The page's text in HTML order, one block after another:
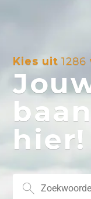
Kies uit1286
hier!